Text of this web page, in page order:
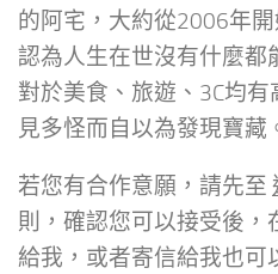
的阿宅，大約從2006年
認為人生在世沒有什麼都
對於美食、旅遊、3C均
見多怪而自以為發現寶藏
若您有合作意願，請先至
則，確認您可以接受後，
給我，或者寄信給我也可